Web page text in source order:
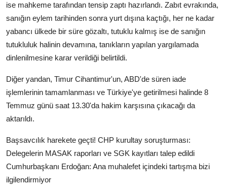
ise mahkeme tarafından tensip zaptı hazırlandı. Zabıt evrakında,
sanığın eylem tarihinden sonra yurt dışına kaçtığı, her ne kadar
yabancı ülkede bir süre gözaltı, tutuklu kalmış ise de sanığın
tutukluluk halinin devamına, tanıkların yapılan yargılamada
dinlenilmesine karar verildiği belirtildi.
Diğer yandan, Timur Cihantimur'un, ABD'de süren iade
işlemlerinin tamamlanması ve Türkiye'ye getirilmesi halinde 8
Temmuz günü saat 13.30'da hakim karşısına çıkacağı da
aktarıldı.
Başsavcılık harekete geçti! CHP kurultay soruşturması:
Delegelerin MASAK raporları ve SGK kayıtları talep edildi
Cumhurbaşkanı Erdoğan: Ana muhalefet içindeki tartışma bizi
ilgilendirmiyor